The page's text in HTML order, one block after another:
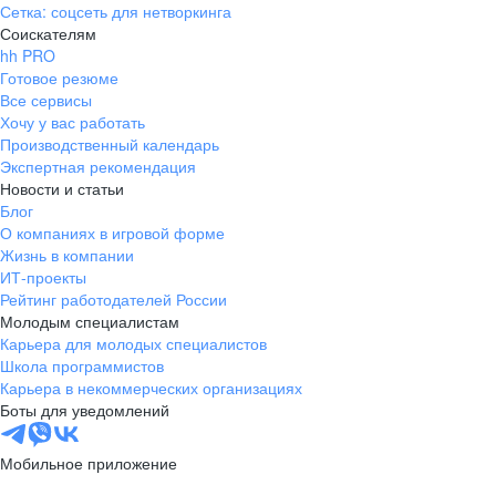
Сетка: соцсеть для нетворкинга
Соискателям
hh PRO
Готовое резюме
Все сервисы
Хочу у вас работать
Производственный календарь
Экспертная рекомендация
Новости и статьи
Блог
О компаниях в игровой форме
Жизнь в компании
ИТ-проекты
Рейтинг работодателей России
Молодым специалистам
Карьера для молодых специалистов
Школа программистов
Карьера в некоммерческих организациях
Боты для уведомлений
Мобильное приложение